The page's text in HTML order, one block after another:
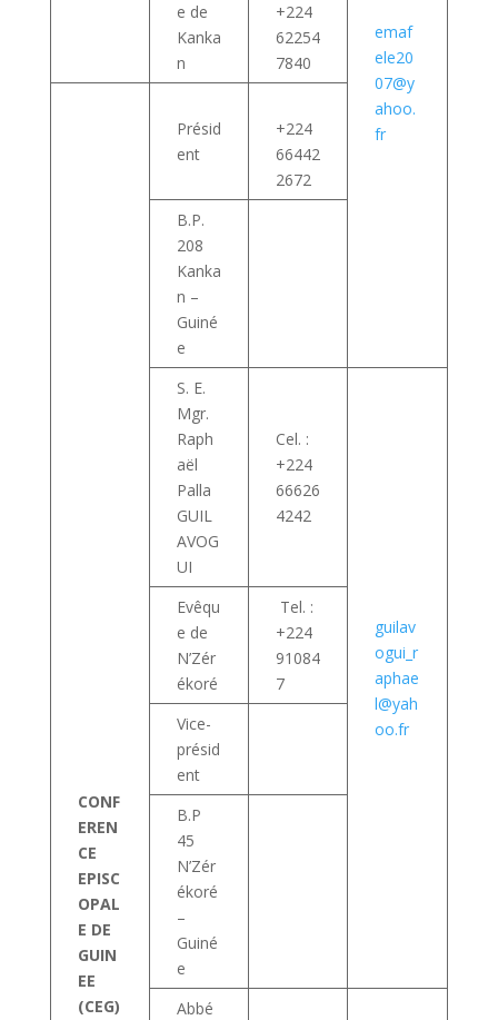
emaf
ele20
07@y
ahoo.
fr
e de
Kanka
n
+224
62254
7840
CONF
EREN
CE
EPISC
OPAL
E DE
GUIN
EE
(CEG)
Présid
ent
+224
66442
2672
B.P.
208
Kanka
n –
Guiné
e
S. E.
Mgr.
Raph
aёl
Palla
GUIL
AVOG
UI
Cel. :
+224
66626
4242
guilav
ogui_r
aphae
l@yah
oo.fr
Evêqu
e de
N’Zér
ékoré
Tel. :
+224
91084
7
Vice-
présid
ent
B.P
45
N’Zér
ékoré
–
Guiné
e
Abbé